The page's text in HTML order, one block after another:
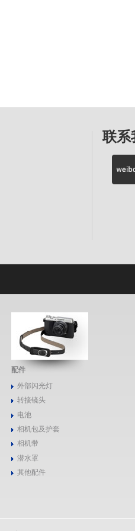
联系
配件
外部闪光灯
转接镜头
电池
相机包及护套
相机带
潜水罩
其他配件